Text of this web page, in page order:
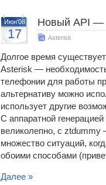
Июн'08
17
Новый API —
Asterisk
Долгое время
Asterisk —
телефонии для работы
альтернативу можно
использует другие
С аппаратной
великолепно, с
множество ситуаций,
обоими способами
Далее »